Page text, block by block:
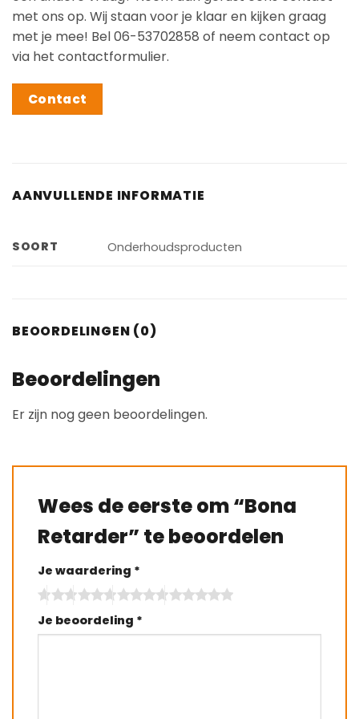
met ons op. Wij staan voor je klaar en kijken graag
met je mee! Bel 06-53702858 of neem contact op
via het contactformulier.
Contact
AANVULLENDE INFORMATIE
SOORT Onderhoudsproducten
BEOORDELINGEN (0)
Beoordelingen
Er zijn nog geen beoordelingen.
Wees de eerste om “Bona
Retarder” te beoordelen
Je waardering *
Je beoordeling *